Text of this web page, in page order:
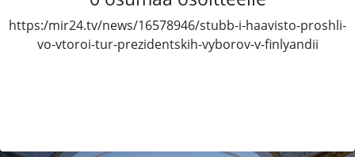
https:/mir24.tv/news/16578946/stubb-i-haavisto-proshli-
vo-vtoroi-tur-prezidentskih-vyborov-v-finlyandii